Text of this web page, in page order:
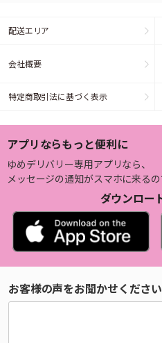
配送エリア
会社概要
特定商取引法に基づく表示
アプリならもっと便利に
ゆめデリバリー専用アプリなら、
メッセージの通知がスマホに来るの
ダウンロー
お客様の声をお聞かせください